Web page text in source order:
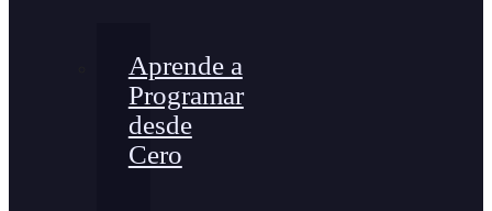
Aprende a
Programar
desde
Cero